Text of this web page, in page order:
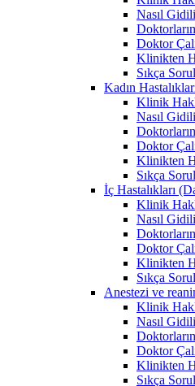
Nasıl
Doktor
Klinikten
Sıkça
Kadın
Klinik
Nasıl
Doktor
Klinikten
Sıkça
İç Hastalıkları
Klinik
Nasıl
Doktor
Klinikten
Sıkça
Anestezi ve
Klinik
Nasıl
Doktor
Klinikten
Sıkça